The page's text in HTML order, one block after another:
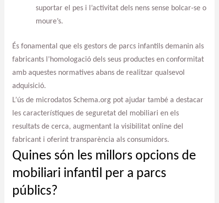
suportar el pes i l’activitat dels nens sense bolcar-se o
moure’s.
És fonamental que els gestors de parcs infantils demanin als
fabricants l’homologació dels seus productes en conformitat
amb aquestes normatives abans de realitzar qualsevol
adquisició.
L’ús de microdatos Schema.org pot ajudar també a destacar
les característiques de seguretat del mobiliari en els
resultats de cerca, augmentant la visibilitat online del
fabricant i oferint transparència als consumidors.
Quines són les millors opcions de
mobiliari infantil per a parcs
públics?